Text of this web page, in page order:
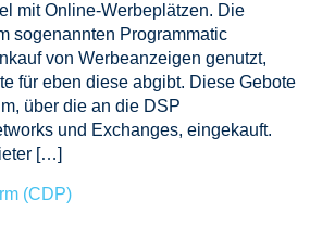
mit Online-Werbeplätzen. Die
sogenannten Programmatic
von Werbeanzeigen genutzt,
für eben diese abgibt. Diese Gebote
über die an die DSP
und Exchanges, eingekauft.
[…]
(CDP)